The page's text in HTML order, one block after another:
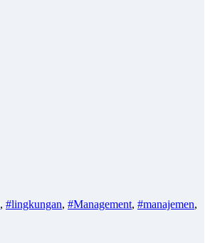
, #lingkungan, #Management, #manajemen,